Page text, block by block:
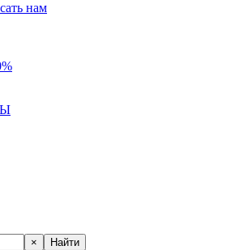
нам
× Найти